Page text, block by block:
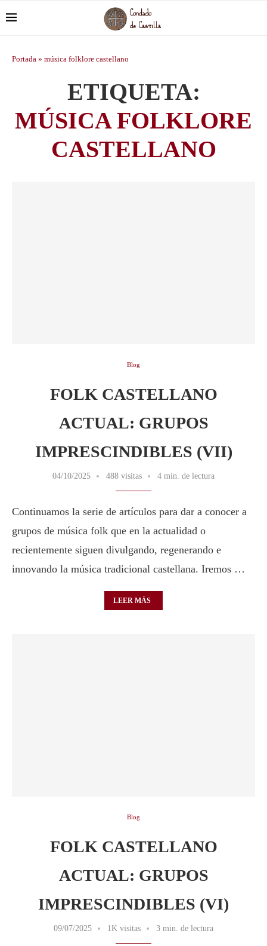
Portada » música folklore castellano
ETIQUETA:
MÚSICA FOLKLORE
CASTELLANO
Blog
FOLK CASTELLANO
ACTUAL: GRUPOS
IMPRESCINDIBLES (VII)
04/10/2025 488 visitas 4 min. de lectura
Continuamos la serie de artículos para dar a conocer a
grupos de música folk que en la actualidad o
recientemente siguen divulgando, regenerando e
innovando la música tradicional castellana. Iremos …
LEER MÁS
Blog
FOLK CASTELLANO
ACTUAL: GRUPOS
IMPRESCINDIBLES (VI)
09/07/2025 1K visitas 3 min. de lectura